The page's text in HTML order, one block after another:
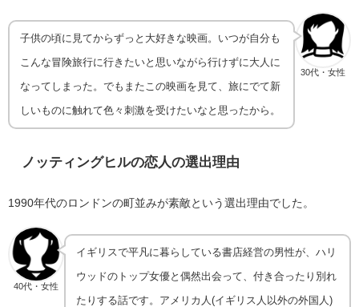
30代・女性
子供の頃に見てからずっと大好きな映画。いつが自分も
こんな冒険旅行に行きたいと思いながら行けずに大人に
なってしまった。でもまたこの映画を見て、旅にでて新
しいものに触れて色々刺激を受けたいなと思ったから。
ノッティングヒルの恋人の選出理由
1990年代のロンドンの町並みが素敵という選出理由でした。
40代・女性
イギリスで平凡に暮らしている書店経営の男性が、ハリ
ウッドのトップ女優と偶然出会って、付き合ったり別れ
たりする話です。アメリカ人(イギリス人以外の外国人)